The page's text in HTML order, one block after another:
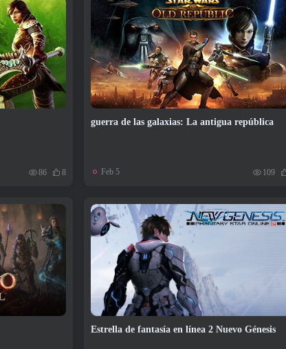
86 8
guerra de las galaxias: La antigua república
Feb 5 109
Estrella de fantasía en línea 2 Nuevo Génesis